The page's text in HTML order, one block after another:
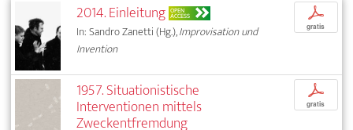
2014. Einleitung OPEN
ACCESS
In: Sandro Zanetti (Hg.),Improvisation und
Invention
p
gratis
1957. Situationistische
Interventionen mittels
Zweckentfremdung
p
gratis